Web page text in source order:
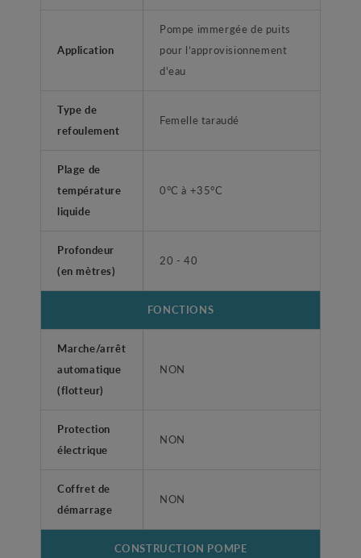
Application
Pompe immergée de puits
pour l’approvisionnement
d'eau
Type de
refoulement
Femelle taraudé
Plage de
température
liquide
0°C à +35°C
Profondeur
(en mètres)
20 - 40
FONCTIONS
Marche/arrêt
automatique
(flotteur)
NON
Protection
électrique
NON
Coffret de
démarrage
NON
CONSTRUCTION POMPE